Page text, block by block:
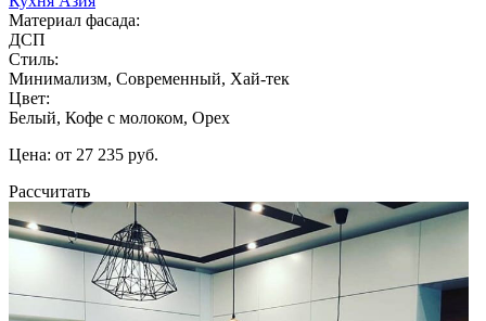
Материал фасада:
ДСП
Стиль:
Минимализм, Современный, Хай-тек
Цвет:
Белый, Кофе с молоком, Орех
Цена: от 27 235 руб.
Рассчитать